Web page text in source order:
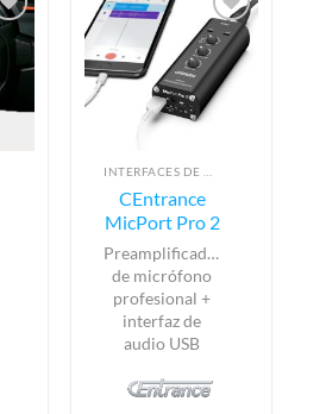
CEntrance
MicPort Pro 2
Preamplificador
de micrófono
profesional +
interfaz de
audio USB